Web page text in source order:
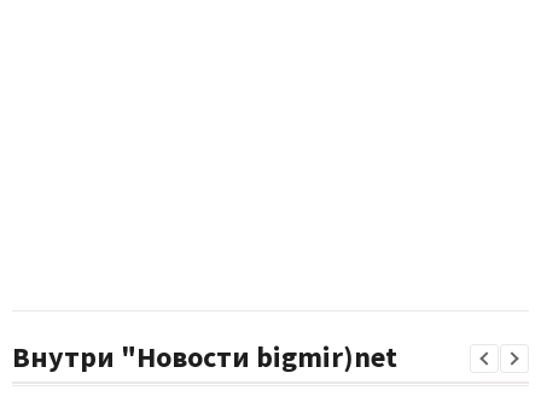
Внутри "Новости bigmir)net